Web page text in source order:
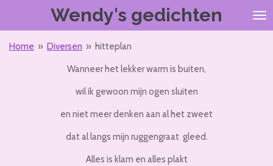
de
Wendy's gedichten
Home » Diversen » hitteplan
Wanneer het lekker warm is buiten,
wil ik gewoon mijn ogen sluiten
en niet meer denken aan al het zweet
dat al langs mijn ruggengraat gleed.
Alles is klam en alles plakt